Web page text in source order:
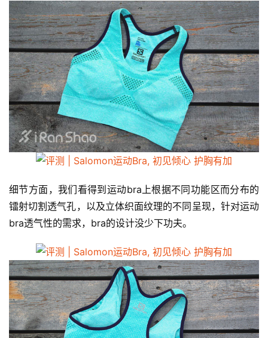
细节方面，我们看得到运动bra上根据不同功能区而分布的
镭射切割透气孔，以及立体织面纹理的不同呈现，针对运动
bra透气性的需求，bra的设计没少下功夫。